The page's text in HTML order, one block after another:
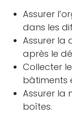
Assurer
dans les
Assurer la
après le
Collecter
bâtiments
Assurer la
boîtes.